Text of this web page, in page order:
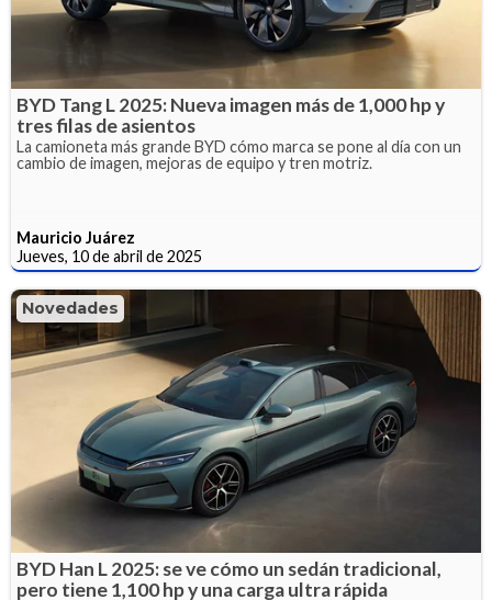
BYD Tang L 2025: Nueva imagen más de 1,000 hp y
tres filas de asientos
La camioneta más grande BYD cómo marca se pone al día con un
cambio de imagen, mejoras de equipo y tren motriz.
Mauricio Juárez
Jueves, 10 de abril de 2025
Novedades
BYD Han L 2025: se ve cómo un sedán tradicional,
pero tiene 1,100 hp y una carga ultra rápida